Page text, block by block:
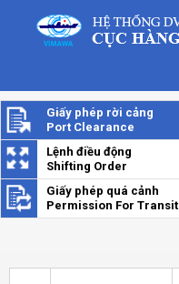
Giấy phép rời cảng
Port Clearance
Lệnh điều động
Shifting Order
Giấy phép quá cảnh
Permission For Transit